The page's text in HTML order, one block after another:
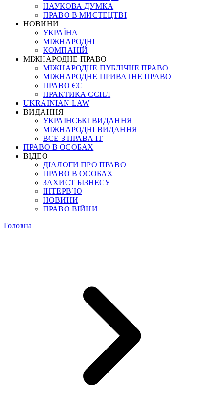
НАУКОВА ДУМКА
ПРАВО В МИСТЕЦТВІ
НОВИНИ
УКРАЇНА
МІЖНАРОДНІ
КОМПАНІЙ
МІЖНАРОДНЕ ПРАВО
МІЖНАРОДНЕ ПУБЛІЧНЕ ПРАВО
МІЖНАРОДНЕ ПРИВАТНЕ ПРАВО
ПРАВО ЄС
ПРАКТИКА ЄСПЛ
UKRAINIAN LAW
ВИДАННЯ
УКРАЇНСЬКІ ВИДАННЯ
МІЖНАРОДНІ ВИДАННЯ
ВСЕ З ПРАВА ІТ
ПРАВО В ОСОБАХ
ВІДЕО
ДІАЛОГИ ПРО ПРАВО
ПРАВО В ОСОБАХ
ЗАХИСТ БІЗНЕСУ
ІНТЕРВ`Ю
НОВИНИ
ПРАВО ВІЙНИ
Головна